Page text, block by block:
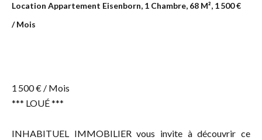
Location Appartement Eisenborn, 1 Chambre, 68 M², 1 500 €
/ Mois
1 500 € / Mois
*** LOUÉ ***
INHABITUEL IMMOBILIER vous invite à découvrir ce